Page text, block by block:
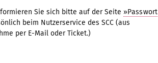
Sie sich bitte auf der Seite »Passwort
beim Nutzerservice des SCC (aus
per E-Mail oder Ticket.)